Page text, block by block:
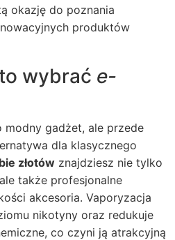
okazję do poznania
produktów
wybrać e-
modny gadżet, ale przede
dla klasycznego
złotów znajdziesz nie tylko
także profesjonalne
akcesoria. Vaporyzacja
nikotyny oraz redukuje
co czyni ją atrakcyjną